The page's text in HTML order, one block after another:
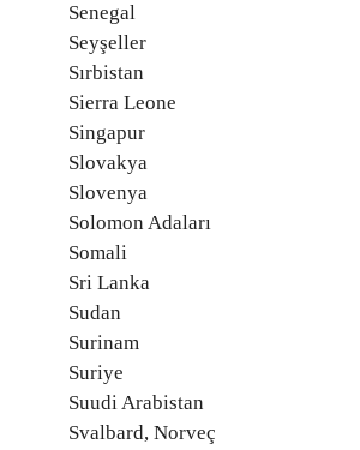
Senegal
Seyşeller
Sırbistan
Sierra Leone
Singapur
Slovakya
Slovenya
Solomon Adaları
Somali
Sri Lanka
Sudan
Surinam
Suriye
Suudi Arabistan
Svalbard, Norveç